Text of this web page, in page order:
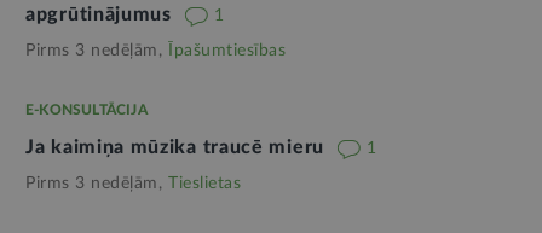
apgrūtinājumus
1
Pirms 3 nedēļām, Īpašumtiesības
E-KONSULTĀCIJA
Ja kaimiņa mūzika traucē mieru 1
Pirms 3 nedēļām, Tieslietas